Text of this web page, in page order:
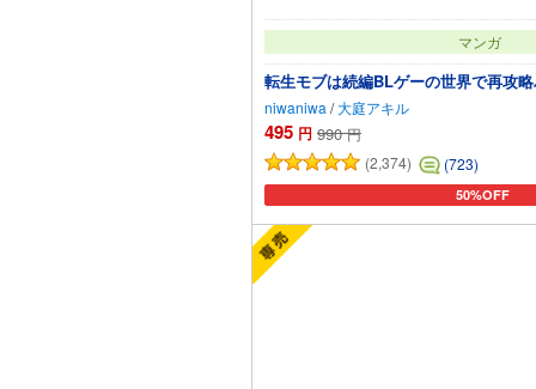
マンガ
転生モブは続編BLゲーの世界で再攻
niwaniwa /大庭アキル
495 円 990 円
(2,374)
(723)
50%OFF
カートに追加